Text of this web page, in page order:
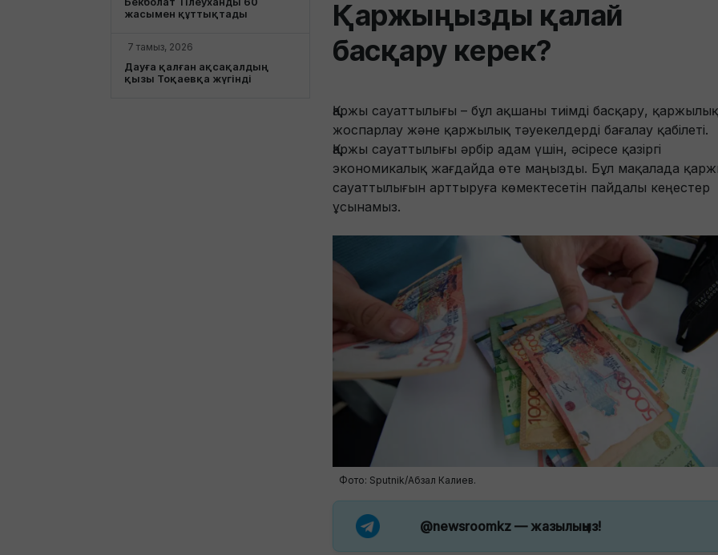
жасымен құттықтады
7 тамыз, 2026
Дауға қалған ақсақалдың
қызы Тоқаевқа жүгінді
Қаржыңызды қалай
басқару керек?
Қаржы сауаттылығы – бұл ақшаны тиімді басқару, қаржылық
жоспарлау және қаржылық тәуекелдерді бағалау қабілеті.
Қаржы сауаттылығы әрбір адам үшін, әсіресе қазіргі
экономикалық жағдайда өте маңызды. Бұл мақалада
сауаттылығын арттыруға көмектесетін пайдалы кеңестер
ұсынамыз.
Фото: Sputnik/Абзал Калиев.
@newsroomkz— жазылыңыз!